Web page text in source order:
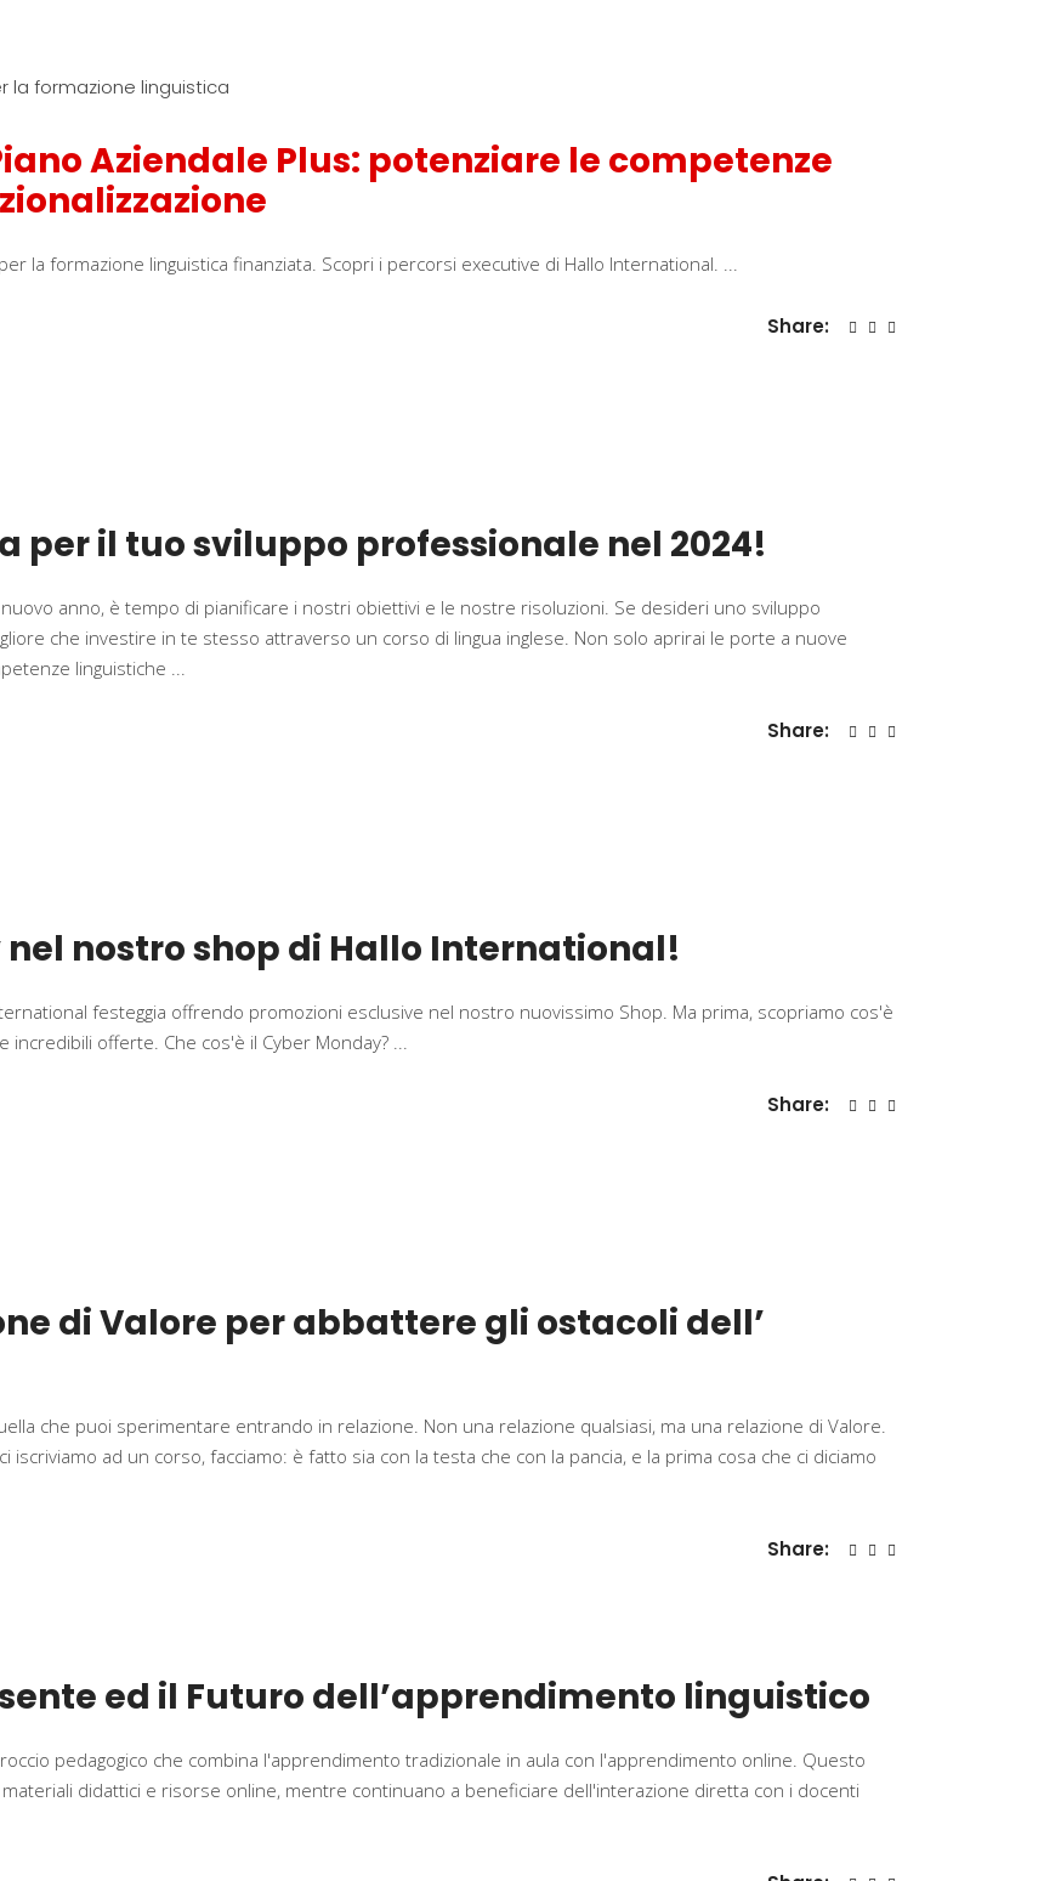
Aziendale Plus: potenziare le competenze
la formazione linguistica finanziata. Scopri i percorsi executive di Hallo International.
Share:
il tuo sviluppo professionale nel 2024!
anno, è tempo di pianificare i nostri obiettivi e le nostre risoluzioni. Se desideri uno sviluppo
che investire in te stesso attraverso un corso di lingua inglese. Non solo aprirai le porte a nuove
linguistiche
Share:
nostro shop di Hallo International!
festeggia offrendo promozioni esclusive nel nostro nuovissimo Shop. Ma prima, scopriamo cos'è
offerte. Che cos'è il Cyber Monday?
Share:
di Valore per abbattere gli ostacoli dell’
che puoi sperimentare entrando in relazione. Non una relazione qualsiasi, ma una relazione di Valore.
ad un corso, facciamo: è fatto sia con la testa che con la pancia, e la prima cosa che ci diciamo
Share:
ed il Futuro dell’apprendimento linguistico
pedagogico che combina l'apprendimento tradizionale in aula con l'apprendimento online. Questo
didattici e risorse online, mentre continuano a beneficiare dell'interazione diretta con i docenti